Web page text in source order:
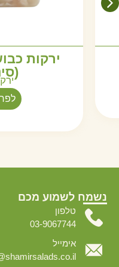
ירקות
נשמח לשמוע מכם
טלפון
03-9067744
אימייל